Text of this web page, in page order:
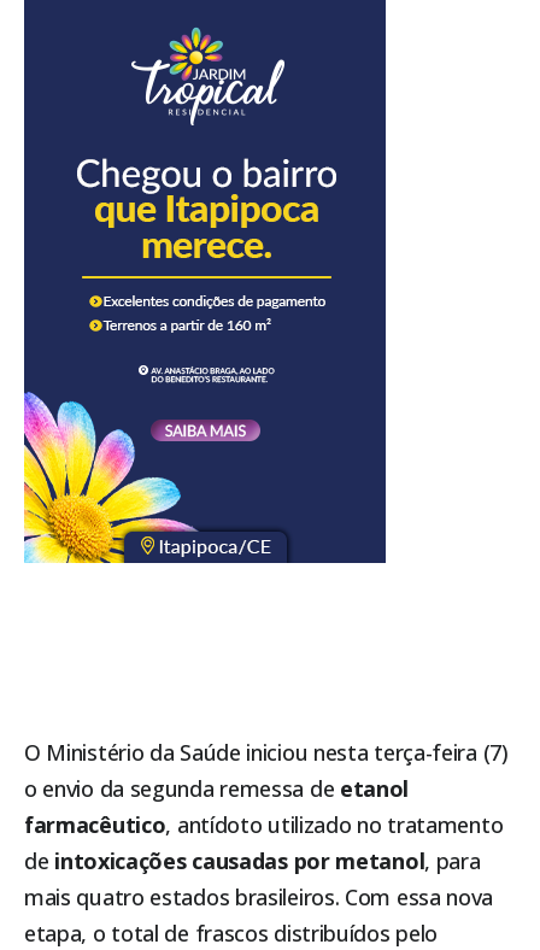
O Ministério da Saúde iniciou nesta terça-feira (7)
o envio da segunda remessa de etanol
farmacêutico, antídoto utilizado no tratamento
de intoxicações causadas por metanol, para
mais quatro estados brasileiros. Com essa nova
etapa, o total de frascos distribuídos pelo